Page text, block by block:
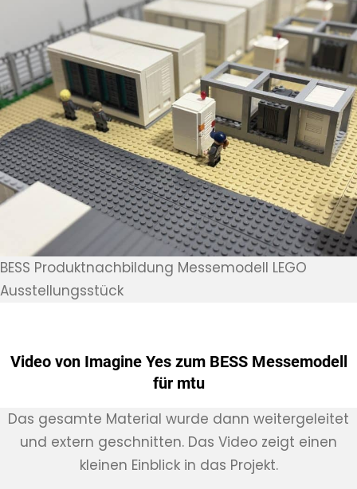
BESS Produktnachbildung Messemodell LEGO
Ausstellungsstück
Video von Imagine Yes zum BESS Messemodell
für mtu
Das gesamte Material wurde dann weitergeleitet
und extern geschnitten. Das Video zeigt einen
kleinen Einblick in das Projekt.